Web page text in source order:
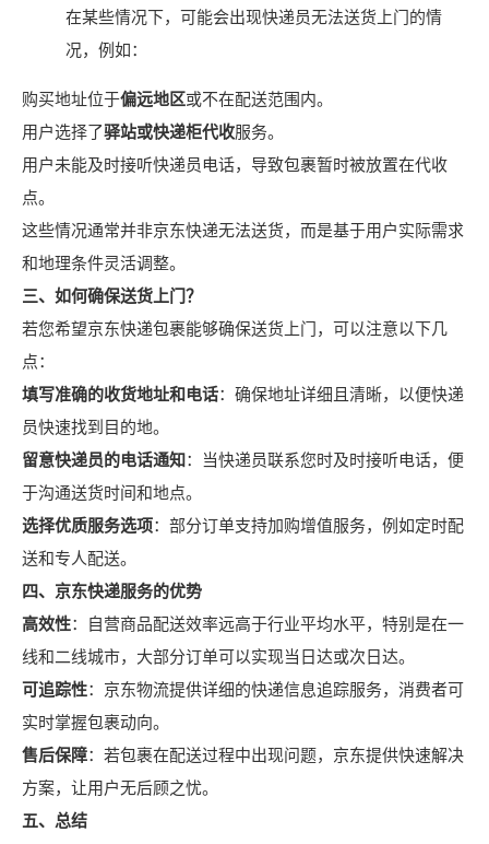
在某些情况下，可能会出现快递员无法送货上门的情
况，例如：
购买地址位于偏远地区或不在配送范围内。
用户选择了驿站或快递柜代收服务。
用户未能及时接听快递员电话，导致包裹暂时被放置在代收
点。
这些情况通常并非京东快递无法送货，而是基于用户实际需求
和地理条件灵活调整。
三、如何确保送货上门？
若您希望京东快递包裹能够确保送货上门，可以注意以下几
点：
填写准确的收货地址和电话：确保地址详细且清晰，以便快递
员快速找到目的地。
留意快递员的电话通知 ：当快递员联系您时及时接听电话，便
于沟通送货时间和地点。
选择优质服务选项：部分订单支持加购增值服务，例如定时配
送和专人配送。
四、京东快递服务的优势
高效性：自营商品配送效率远高于行业平均水平，特别是在一
线和二线城市，大部分订单可以实现当日达或次日达。
可追踪性：京东物流提供详细的快递信息追踪服务，消费者可
实时掌握包裹动向。
售后保障：若包裹在配送过程中出现问题，京东提供快速解决
方案，让用户无后顾之忧。
五、总结